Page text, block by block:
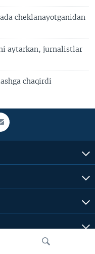
cheklanayotganidan
aytarkan, jurnalistlar
chaqirdi